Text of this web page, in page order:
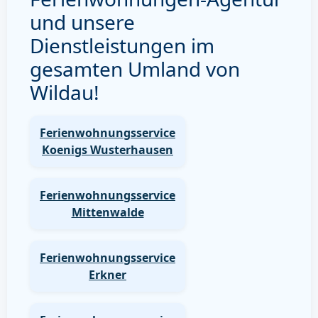
und unsere
Dienstleistungen im
gesamten Umland von
Wildau!
Ferienwohnungsservice
Koenigs Wusterhausen
Ferienwohnungsservice
Mittenwalde
Ferienwohnungsservice
Erkner